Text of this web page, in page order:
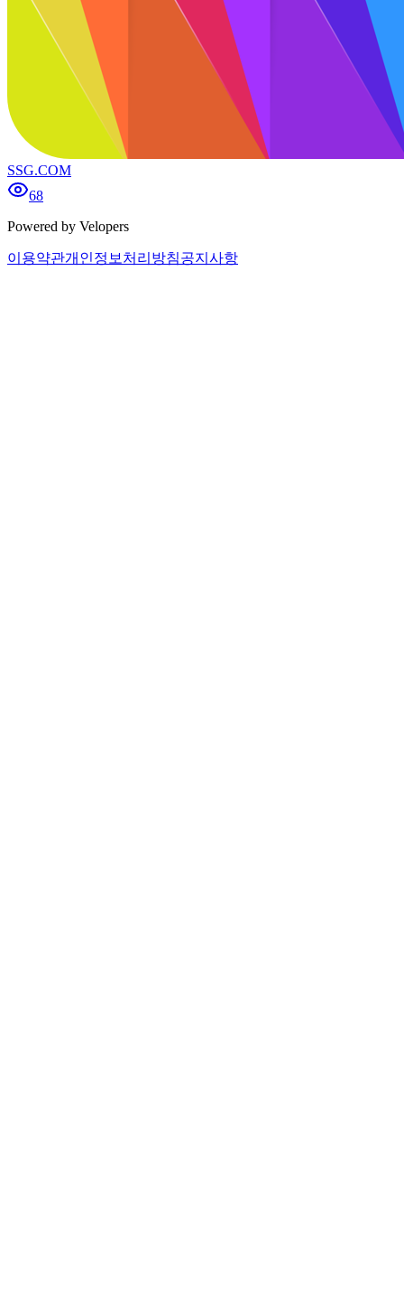
SSG.COM
68
Powered by Velopers
이용약관개인정보처리방침공지사항